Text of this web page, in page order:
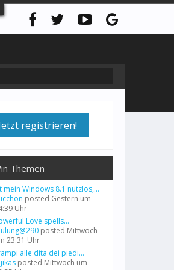
registrieren!
Themen
mein Windows 8.1 nutzlos,...
posted Gestern um
Uhr
Love spells...
posted Mittwoch
23:31 Uhr
alle dita dei piedi...
posted Mittwoch um